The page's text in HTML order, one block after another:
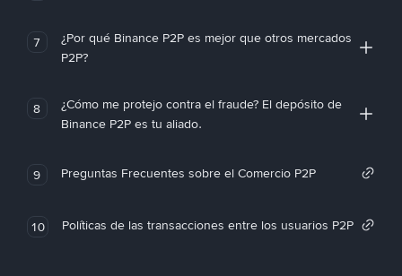
7
¿Por qué Binance P2P es mejor que otros mercados
P2P?
8
¿Cómo me protejo contra el fraude? El depósito de
Binance P2P es tu aliado.
9 Preguntas Frecuentes sobre el Comercio P2P
10 Políticas de las transacciones entre los usuarios P2P